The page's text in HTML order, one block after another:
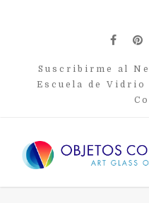
Suscribirme al
Escuela de Vidrio